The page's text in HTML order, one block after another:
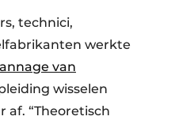
technici,
werkte
van
wisselen
af. “Theoretisch